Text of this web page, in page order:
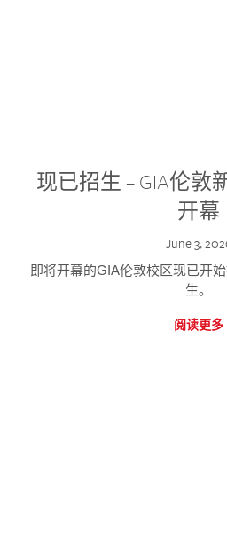
现已招生 – GIA伦敦
开幕
June 3,
即将开幕的GIA伦敦校区现已开
生。
阅读更多